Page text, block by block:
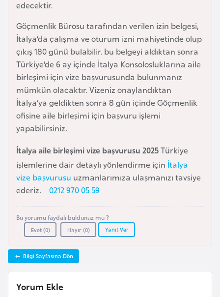
edecektir.
Göçmenlik Bürosu tarafından verilen izin belgesi,
İtalya’da çalışma ve oturum izni mahiyetinde olup
çıkış 180 günü bulabilir. bu belgeyi aldıktan sonra
Türkiye’de 6 ay içinde İtalya Konsolosluklarına aile
birleşimi için vize başvurusunda bulunmanız
mümkün olacaktır. Vizeniz onaylandıktan
İtalya’ya geldikten sonra 8 gün içinde Göçmenlik
ofisine aile birleşimi için başvuru işlemi
yapabilirsiniz.
İtalya aile birleşimi vize başvurusu 2025Türkiye
işlemlerine dair detaylı yönlendirme için İtalya
vize başvurusu uzmanlarımıza ulaşmanızı tavsiye
ederiz.
0212 970 05 59
Bu yorumu faydalı buldunuz mu ?
Evet (0) Hayır (0) Yanıt Ver
Bilgi Sayfasına Dön
Yorum Ekle
e
ş
B
e
l
a
r
u
s
B
e
l
ç
i
k
B
e
n